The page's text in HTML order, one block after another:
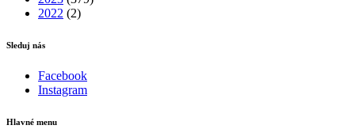
2022 (2)
Sleduj nás
Facebook
Instagram
Hlavné menu